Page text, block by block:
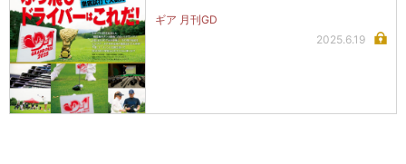
ギア 月刊GD
2025.6.19